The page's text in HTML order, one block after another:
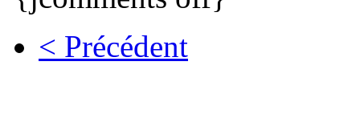
< Précédent